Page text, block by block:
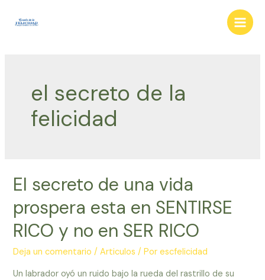
Main
el secreto de la
felicidad
El secreto de una vida
prospera esta en SENTIRSE
RICO y no en SER RICO
Deja un comentario /Articulos / Porescfelicidad
Un labrador oyó un ruido bajo la rueda del rastrillo de su